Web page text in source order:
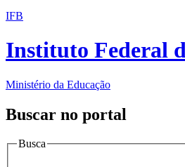
IFB
Instituto Federal
Ministério da Educação
Buscar no portal
Busca